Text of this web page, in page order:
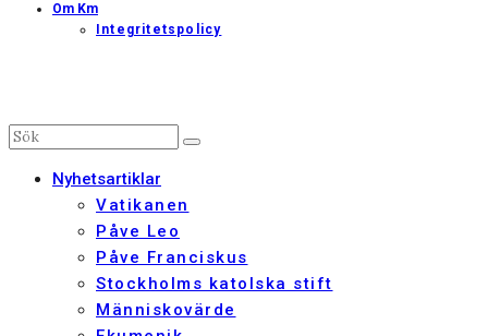
Om Km
Integritetspolicy
Nyhetsartiklar
Vatikanen
Påve Leo
Påve Franciskus
Stockholms katolska stift
Människovärde